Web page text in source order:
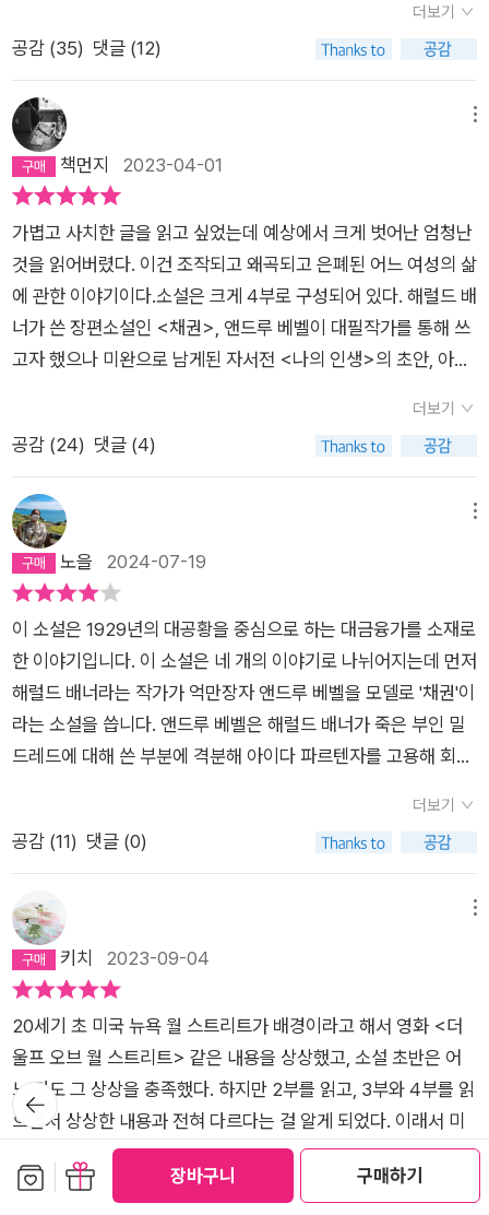
장바구니 구매하기
를 주요 배경으로 금융계에서 전설적인 성공을 거두며 어마어마
한 부를 쌓은 앤드루 베벨과 밀드레드 베벨 부부에 대해 네 가지
서로 다른 이야기를 펼쳐나가면서 경제, 금융, 돈, 권력, 계급 등
오늘날 가장 시급하고 중요한 문제를 다룬다.”는 구절. 나도 이 내
용에 혹해서 이 책을 읽을 목록에 올려두었다. 그런데 대체 왜 기
대보다 재미가 없었을까?이 작품 내의 복병이라면 1부와 2부가
참 지루하고, 읽다 보면 1부에서는 ‘그래서 뭐 어쩌라고’하는 심정
이 들다가 2부에서는 ‘아아 네네 대단하십니다’하는 약간의 반감
까지 든다. 그래서 2부에서 그만 읽을까 싶어지는 유혹에 빠진다.
그래도 끝을 보는 사람과 그냥 덮는 사람이 이 지점에서 갈릴 듯
한데 인내심을 가지고 3, 4부까지 읽어서 작가가 영리(??)하게
설정해 놓은 반전을 마주하면 와우! 하고 놀라는 동시에 1, 2부의
고난을 보상받으며 아, 재밌다 하고 책을 놓는 쪽과 3, 4부의 이
해하는 쪽으로 나뉠 것 같다. 나는 후자에 속한다. 아직도 허탈하
네.........1부는 <채권>이라는 제목의 소설이다. 소설 속 소설인
셈이다. 해럴드 배너라는 작가가 쓴 <채권>에서 다루는 인물의
이름은 ‘벤저민 래스크’와 그의 아내 ‘헬렌 브레보트’- 이 두 사람
이 곧 2부와 4부의 화자인 ‘앤드루 베벨’과 ‘밀드레드 베벨’이다.
앤드루 베벨이 어떤 인물인가 하면 그가 쓴 자서전인 2부에서 명
확하게 드러나듯이 조상 대대로 부를 쌓는 데는 신출귀몰한 재주
를 지닌, 그래서 그렇게 축적한 재산을 바탕으로 금융계에서 전설
적인 성공을 거두며 어마어마한 부를 쌓는 사람이다. 그런데 해럴
을까? 베벨 가문의 이력과 앤드루 베벨이라는 인물 자체도 흥미
가 있어 보이지만 그보다는 그의 아내인 헬렌, 즉 밀드레드 베벨
의 일생이 좀 더 사람들의 주목을 끌 것 같다. 엄청난 재산을 가진
사람들로부터 주목과 선망을 동시에 받는 부부. 그런데 그중 아내
가 정신병원에서 미쳐버려서 죽는다면?! 해럴드 배너의 소설은
그렇게 전개된다. 이것은 진실, 즉 믿을만한(Trust) 이야기일까?
신의 이야기를 한다. 이른바 자서전- 거물급의 미국 백인 남자가
그렇듯이 이 자서전 또한 눈뜨고 보기 어려울 만큼 자뻑으로 점철
되어 있다.........하....... 그래서 더 읽기 힘들었던 것 같다. 그러나
영리한 포석을 깔아놓은 작가보다 더 영리한 독자는(내가 영리하
단 뜻은 아니다 대개는 1부에서 유추할 수 있을 설정) 1~4부를
통틀어 이 앤드루 베벨이라는 화자의 말이 가장 믿기 어려운, 어
더보기
공감 (35) 댓글 (12)
책먼지 2023-04-01
가볍고 사치한 글을 읽고 싶었는데 예상에서 크게 벗어난 엄청난
것을 읽어버렸다. 이건 조작되고 왜곡되고 은폐된 어느 여성의 삶
에 관한 이야기이다.소설은 크게 4부로 구성되어 있다. 해럴드 배
너가 쓴 장편소설인 <채권>, 앤드루 베벨이 대필작가를 통해 쓰
고자 했으나 미완으로 남게된 자서전 <나의 인생>의 초안, 아이
의 일기 <선물>. 각기 다른 화자가 각기 다른 형식으로 밀드레드
베벨의 초상을 진술하고 있다.이 소설을 라쇼몽에 비유하는 건 게
순서대로 배열된 이야기를 따라 진실로 가까이 다가가는 여정에
가깝다. <채권>과 <나의 인생>의 허구 속에서 일말의 진실을
발견할 수는 있다. 그러나 각자의 입장에 따른 각자의 진실이 있
상대하지 않을 것이다. 앞서 '게으르다'는 언급이 그에게 주어지
는 가장 관대한 평이 될 것이다. <채권>과 <나의 인생>은, 지나
치게 뛰어나서 전통적인 성 역할로 도저히 가둘 수 없는 한 여성
을 '미친 여자'나 '가정에 충실한 순종적 아내'로 뒤틀고 축소하는
전형적인 가부장제의 문법을 따르고 있기 때문이다. 각 부가 각기
다른 작품이라고 할 때 내가 매길 별점은 각각 별 2개, 별 1개, 별
5개, 별 4개가 될 것이다. 그토록 너른 스펙트럼을 보여준 에르난
가 소설 속의 소설인 줄 모르고 읽었다. 그래서 이 이야기가 기준
이 되었다. 벤저민 래스크가 앤드루 베벨이고 헬렌 브레보트가 밀
드레드 베벨이겠구나, 하고 읽다가 3부에서 완전히 세계관이 재
편됐다. 3부에서 비로소 '세상의 원형이 뒤집혀 있다는 걸 알았
고, 현실이 뒤집혀 있어도 한눈에 이해(334)'할 수 있게 된 것이
다.3부의 화자인 아이다 파르텐자는 앤드루 베벨이 세상에 자신
만의 버전으로 본인의 이야기를 남기기 위해 고용한 대필작가이
다. 최종 면접에 남은 후보자들을 보고 아이다는 강렬한 유사성을
느낀다. 그건 베벨이 대필작가로, 아내인 밀드레드와 유사한 사람
을 찾고 있었기 때문이다. 따라서 아이다는 밀드레드에게 쉽게 공
더보기
공감 (24) 댓글 (4)
노을 2024-07-19
이 소설은 1929년의 대공황을 중심으로 하는 대금융가를 소재로
한 이야기입니다. 이 소설은 네 개의 이야기로 나뉘어지는데 먼저
해럴드 배너라는 작가가 억만장자 앤드루 베벨을 모델로 '채권'이
라는 소설을 씁니다. 앤드루 베벨은 해럴드 배너가 죽은 부인 밀
드레드에 대해 쓴 부분에 격분해 아이다 파르텐자를 고용해 회고
다의 가정사까지 차용하여 허구의 사실을 만듭니다. 앤드루 베벨
사후 칠십대가 된 아이다는 박물관이 된 앤드루의 저택을 방문하
속에는 밀드레드가 앤드루의 묘사와는 달리 앤드루의 실질적인
두뇌임이 나옵니다.이 소설은 출판사의 광고로는 금융자본과 돈
에 대해 쓴 것으로 보이지만 결론은 라쇼몽식 구성을 보여줍니다.
과 허구에 대한 이야기라고 할 수 있습니다.
더보기
공감 (11) 댓글 (0)
키치 2023-09-04
20세기 초 미국 뉴욕 월 스트리트가 배경이라고 해서 영화 <더
울프 오브 월 스트리트> 같은 내용을 상상했고, 소설 초반은 어
느 정도 그 상상을 충족했다. 하지만 2부를 읽고, 3부와 4부를 읽
으면서 상상한 내용과 전혀 다르다는 걸 알게 되었다. 이래서 미
국 평단과 언론이 찬사를 보내고, 뉴욕 타임스 베스트셀러가 되
고, HBO에서 케이트 윈슬렛 주연 드라마로 제작한다고 하는 거
더보기
뒤로가
기